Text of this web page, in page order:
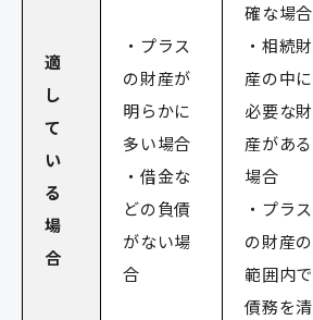
適
し
て
い
る
場
合
・プラス
の財産が
明らかに
多い場合
・借金な
どの負債
がない場
合
確な場合
・相続財
産の中に
必要な財
産がある
場合
・プラス
の財産の
範囲内で
債務を清